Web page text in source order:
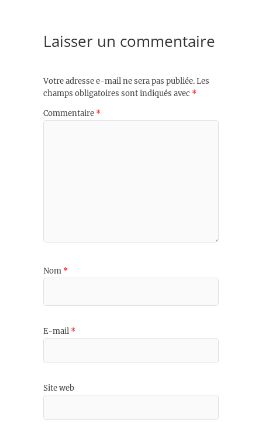
Laisser un commentaire
Votre adresse e-mail ne sera pas publiée.Les
champs obligatoires sont indiqués avec *
Commentaire *
Nom *
E-mail *
Site web